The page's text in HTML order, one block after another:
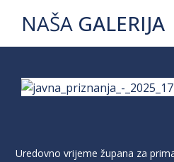
NAŠA GALERIJA
Uredovno vrijeme župana za